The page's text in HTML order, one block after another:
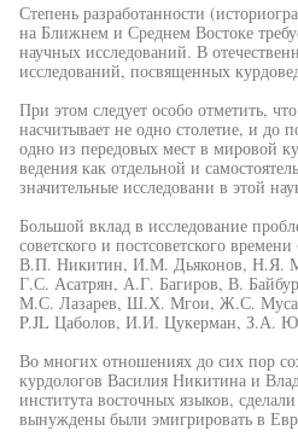
Степень разработанности
на Ближнем и Среднем Востоке
научных исследований. В
исследований, посвященных
При этом следует особо отметить,
насчитывает не одно столетие, и до
одно из передовых мест в мировой
ведения как отдельной и
значительные исследовани в этой
Большой вклад в исследование
советского и постсоветского
В.П. Никитин, И.М. Дьяконов, Н.Я.
Г.С. Асатрян, А.Г. Багиров, В.
М.С. Лазарев, Ш.Х. Мгои, Ж.С.
P.JL Цаболов, И.И. Цукерман, З.А.
Во многих отношениях до сих пор
курдологов Василия Никитина и
института восточных языков,
вынуждены были эмигрировать в